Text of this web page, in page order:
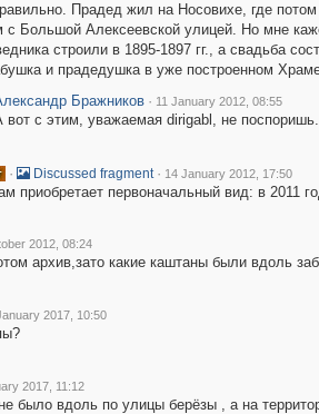
Прадед жил на Носовихе, где
с Большой Алексеевской улицей. Но мне
строили в 1895-1897 гг., а свадьба
и прадедушка в уже построенном
Бражников · 11 January 2012, 08:55
вот с этим, уважаемая dirigabl, не
· Discussed fragment · 14 January 2012, 17:50
приобретает первоначальный вид: в 2011
2012, 08:24
архив,зато какие каштаны были вдоль
2017, 10:50
2017, 11:12
было вдоль по улицы берёзы , а на